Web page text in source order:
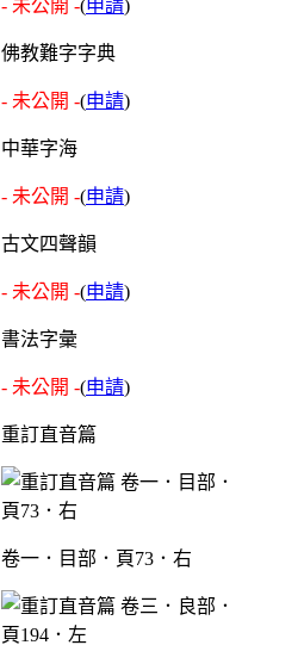
- 未公開 -(申請)
佛教難字字典
- 未公開 -(申請)
中華字海
- 未公開 -(申請)
古文四聲韻
- 未公開 -(申請)
書法字彙
- 未公開 -(申請)
重訂直音篇
卷一．目部．頁73．右